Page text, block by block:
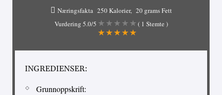
Næringsfakta 250 Kalorier
20 grams Fett
Vurdering 5.0/5 ( 1 Stemte )
INGREDIENSER:
Grunnoppskrift: